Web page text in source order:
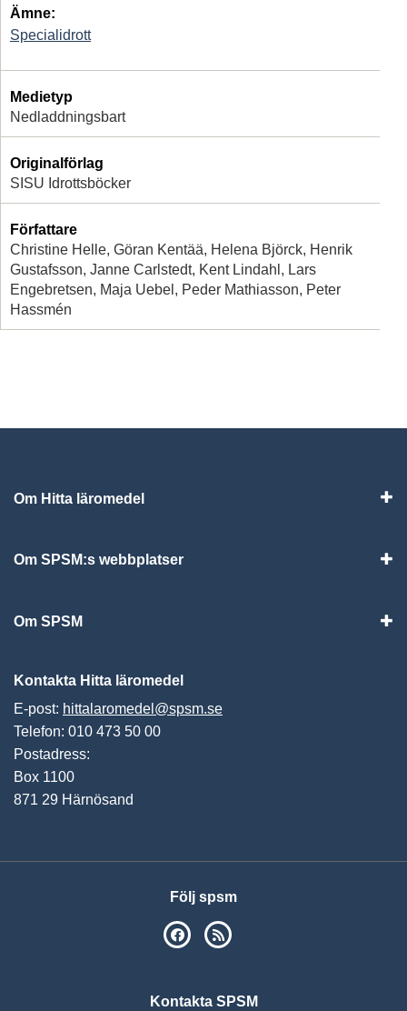
Ämne:
Specialidrott
Medietyp
Nedladdningsbart
Originalförlag
SISU Idrottsböcker
Författare
Christine Helle, Göran Kentää, Helena Björck, Henrik
Gustafsson, Janne Carlstedt, Kent Lindahl, Lars
Engebretsen, Maja Uebel, Peder Mathiasson, Peter
Hassmén
Om Hitta läromedel
Om SPSM:s webbplatser
Om SPSM
Kontakta Hitta läromedel
E-post: hittalaromedel@spsm.se
Telefon: 010 473 50 00
Postadress:
Box 1100
871 29 Härnösand
Följ spsm
SPSM på Facebook
Kontakta SPSM